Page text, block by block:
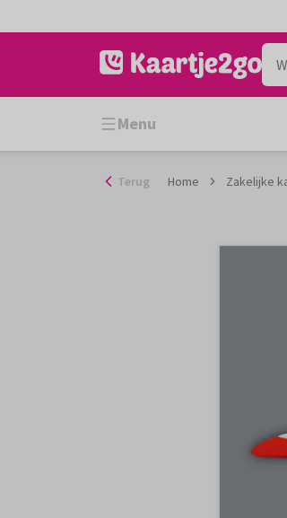
naar
Menu
Terug Home Zakelijke